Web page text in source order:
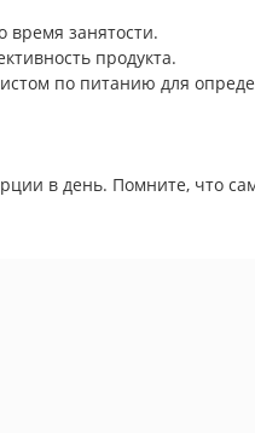
время занятости.
продукта.
по питанию для
в день. Помните, что